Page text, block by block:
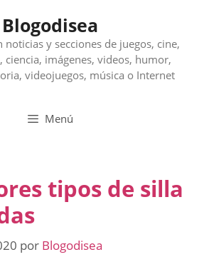
Blogodisea
noticias y secciones de juegos, cine,
ciencia, imágenes, videos, humor,
videojuegos, música o Internet
Menú
tipos de silla
por Blogodisea